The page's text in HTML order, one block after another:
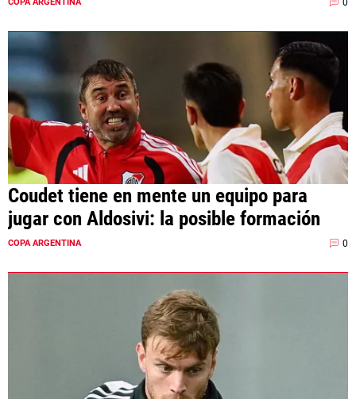
Coudet tiene en mente un equipo para
jugar con Aldosivi: la posible formación
COPA ARGENTINA 0